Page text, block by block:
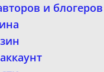
и блогеров